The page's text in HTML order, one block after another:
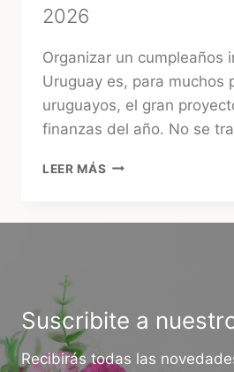
2026
Organizar un cumpleaños
Uruguay es, para muchos
uruguayos, el gran
finanzas del año. No se
LEER MÁS ¿CUÁNTO
CUMPLEAÑOS
GUÍA
2026
Suscribite a
Recibirás todas las